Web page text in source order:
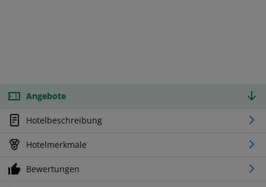
Angebote
Hotelbeschreibung
Hotelmerkmale
Bewertungen